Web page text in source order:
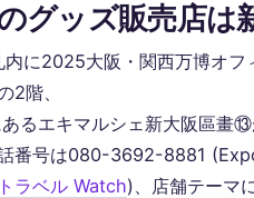
グッズ販売店
内に2025大阪・関西万博オ
2階、
るエキマルシェ新大阪區畫
番号は080-3692-8881
トラベル Watch)、店舗テーマ